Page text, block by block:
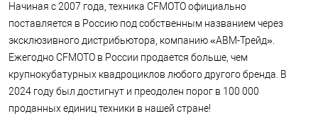
Начиная с 2007 года, техника CFMOTO официально
поставляется в Россию под собственным названием через
эксклюзивного дистрибьютора, компанию «АВМ-Трейд».
Ежегодно CFMOTO в России продается больше, чем
крупнокубатурных квадроциклов любого другого бренда. В
2024 году был достигнут и преодолен порог в 100 000
проданных единиц техники в нашей стране!